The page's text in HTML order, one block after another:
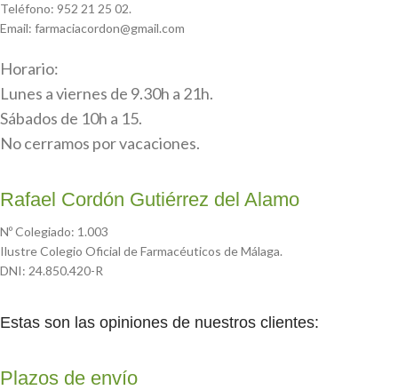
Teléfono: 952 21 25 02.
Email: farmaciacordon@gmail.com
Horario:
Lunes a viernes de 9.30h a 21h.
Sábados de 10h a 15.
No cerramos por vacaciones.
Rafael Cordón Gutiérrez del Alamo
Nº Colegiado: 1.003
Ilustre Colegio Oficial de Farmacéuticos de Málaga.
DNI: 24.850.420-R
Estas son las opiniones de nuestros clientes:
Plazos de envío